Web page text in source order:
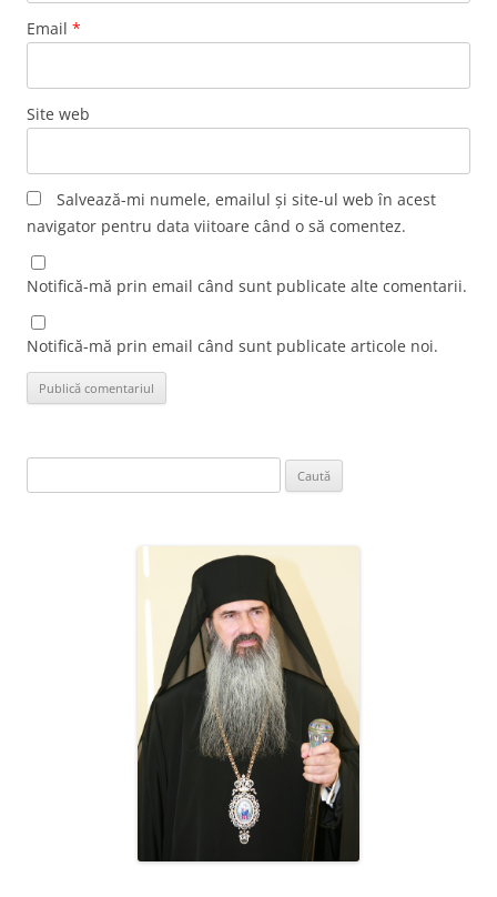
Email *
Site web
Salvează-mi numele, emailul și site-ul web în acest
navigator pentru data viitoare când o să comentez.
Notifică-mă prin email când sunt publicate alte comentarii.
Notifică-mă prin email când sunt publicate articole noi.
după: